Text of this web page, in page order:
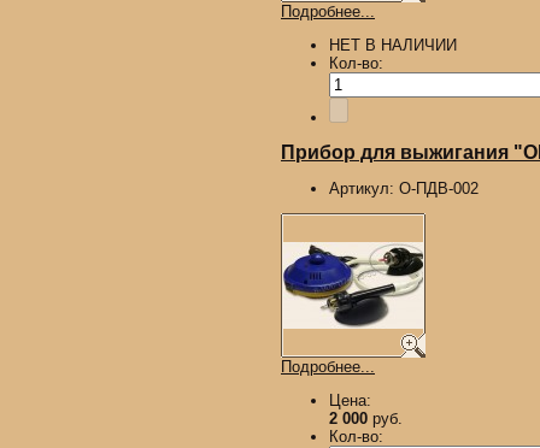
Подробнее...
НЕТ В НАЛИЧИИ
Кол-во:
Прибор для выжигания
Артикул: О-ПДВ-002
Подробнее...
Цена:
2 000 руб.
Кол-во: